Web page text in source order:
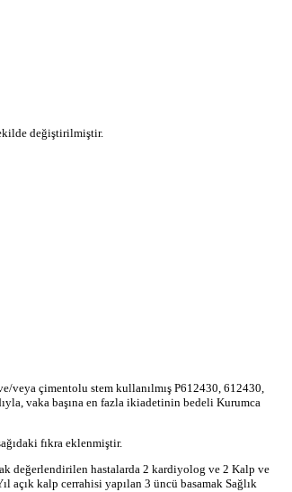
değiştirilmiştir.
veya çimentolu stem kullanılmış P612430, 612430,
vaka başına en fazla ikiadetinin bedeli Kurumca
fıkra eklenmiştir.
değerlendirilen hastalarda 2 kardiyolog ve 2 Kalp ve
açık kalp cerrahisi yapılan 3 üncü basamak Sağlık